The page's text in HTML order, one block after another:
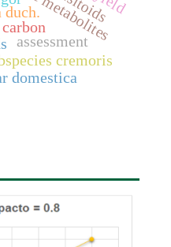
duch.
cremoris
domestica
assessment